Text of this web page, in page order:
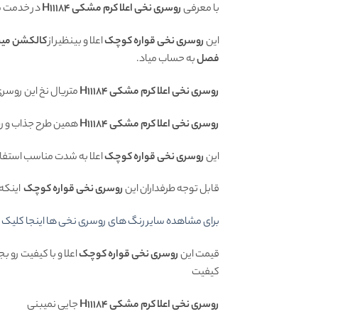
با معرفیروسری نخی اعلا کرم مشکی H11184
در
اینروسری نخی قواره کوچکاعلا و بینظیر ازکالکشن
فصلبه حساب میاد.
روسری نخی اعلا کرم مشکی H11184
متریال نخ این
روسری نخی اعلا کرم مشکی H11184
همین طرح جذاب و
اینروسری نخی قواره کوچکاعلا به شدت مناسب
قابل توجه طرفداران اینروسری نخی قواره کوچک
برای مشاهده سایر رنگ های روسری نخی ها اینجا کلیک
قیمت اینروسری نخی قواره کوچکاعلا و با کیفیت
کیفیت
روسری نخی اعلا کرم مشکی H11184
جایی نمیبنی